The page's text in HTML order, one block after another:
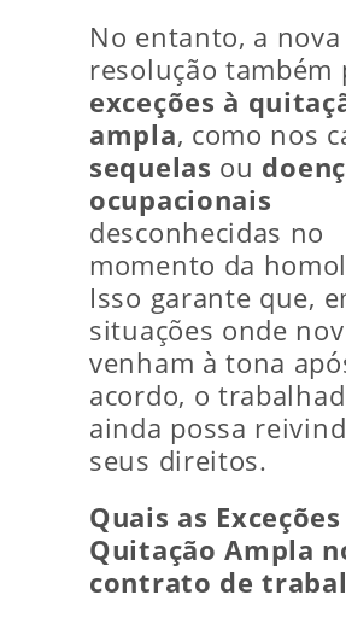
No entanto, a nova
resolução também
exceções à
ampla, como nos
sequelas ou
ocupacionais
desconhecidas no
momento da
Isso garante que,
situações onde
venham à tona
acordo, o
ainda possa
seus direitos.
Quais as
Quitação Ampla
contrato de